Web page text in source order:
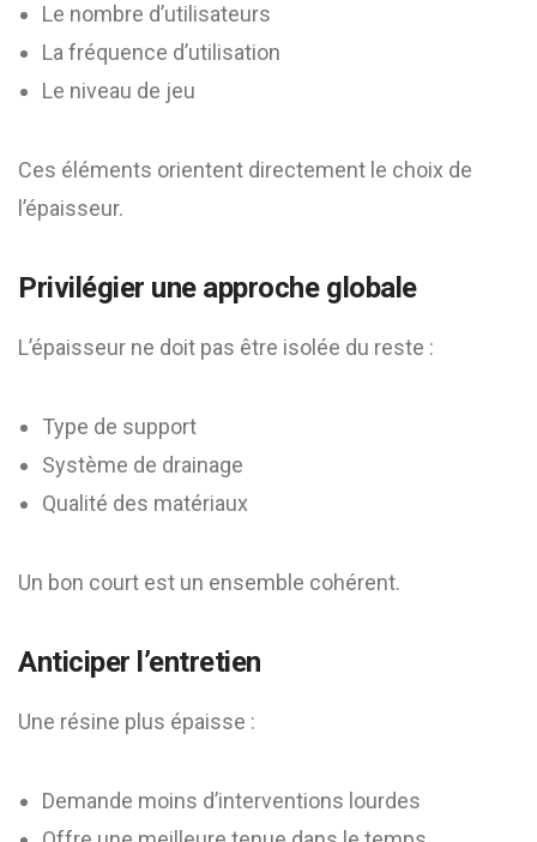
Le nombre d’utilisateurs
La fréquence d’utilisation
Le niveau de jeu
Ces éléments orientent directement le choix de
l’épaisseur.
Privilégier une approche globale
L’épaisseur ne doit pas être isolée du reste :
Type de support
Système de drainage
Qualité des matériaux
Un bon court est un ensemble cohérent.
Anticiper l’entretien
Une résine plus épaisse :
Demande moins d’interventions lourdes